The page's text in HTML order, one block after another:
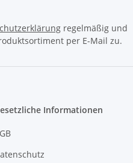
regelmäßig und
per E-Mail zu.
Informationen